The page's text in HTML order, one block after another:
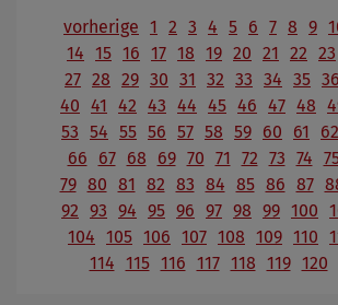
vorherige 1 2 3 4 5 6 7 8 9
14 15 16 17 18 19 20 21 22 23
27 28 29 30 31 32 33 34 35 36
40 41 42 43 44 45 46 47 48
53 54 55 56 57 58 59 60 61 62
66
67 68 69 70 71 72 73 74
79 80 81 82 83 84 85 86 87
92 93 94 95 96 97 98 99 100
104 105 106 107 108 109 110
114 115 116 117 118 119 120